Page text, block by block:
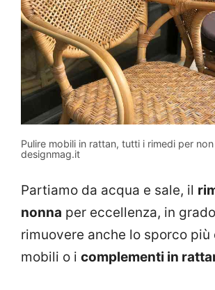
Pulire mobili in rattan, tutti i rimedi per
designmag.it
Partiamo da acqua e sale, il
nonna per eccellenza, in
rimuovere anche lo sporco più
mobili o i complementi in